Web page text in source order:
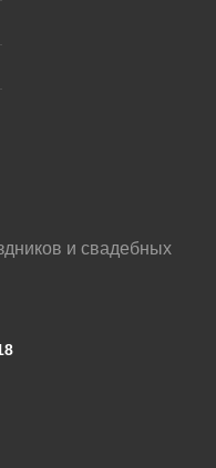
и свадебных